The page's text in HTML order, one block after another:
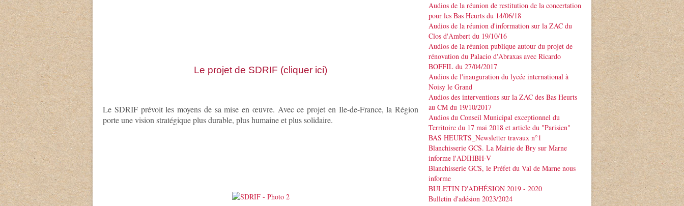
Le projet de SDRIF (cliquer ici)
Le SDRIFprévoit les moyens de sa mise en œuvre. Avec ce projet en Ile-de-France, la Région
porte une vision stratégique plus durable, plus humaine et plus solidaire.
Audios de la réunion de restitution de la concertation
pour les Bas Heurts du 14/06/18
Audios de la réunion d'information sur la ZAC du
Clos d'Ambert du 19/10/16
Audios de la réunion publique autour du projet de
rénovation du Palacio d'Abraxas avec Ricardo
BOFFIL du 27/04/2017
Audios de l'inauguration du lycée international à
Noisy le Grand
Audios des interventions sur la ZAC des Bas Heurts
au CM du 19/10/2017
Audios du Conseil Municipal exceptionnel du
Territoire du 17 mai 2018 et article du "Parisien"
BAS HEURTS_Newsletter travaux n°1
Blanchisserie GCS. La Mairie de Bry sur Marne
informe l'ADIHBH-V
Blanchisserie GCS, le Préfet du Val de Marne nous
informe
BULETIN D'ADHÉSION 2019 - 2020
Bulletin d'adésion 2023/2024